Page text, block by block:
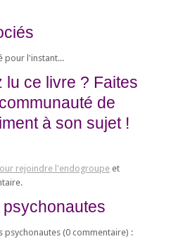
pour l'instant...
lu ce livre ? Faites
de
à son sujet !
rejoindre l'endogroupe et
psychonautes (0 commentaire) :